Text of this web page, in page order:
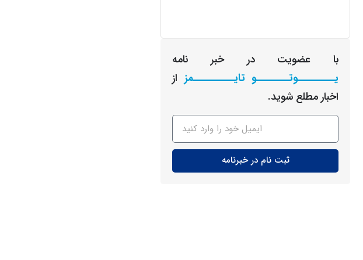
با عضویت در خبر نامه
یـــــــــوتــــــــو تایــــــــــمز از
اخبار مطلع شوید.
ثبت نام در خبرنامه